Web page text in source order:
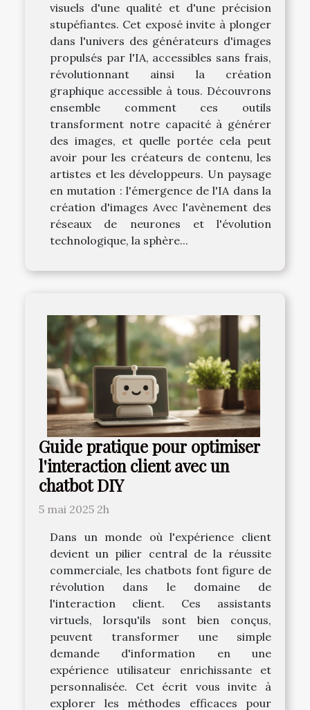
visuels d'une qualité et d'une précision
stupéfiantes. Cet exposé invite à plonger
dans l'univers des générateurs d'images
propulsés par l'IA, accessibles sans frais,
révolutionnant ainsi la création
graphique accessible à tous. Découvrons
ensemble comment ces outils
transforment notre capacité à générer
des images, et quelle portée cela peut
avoir pour les créateurs de contenu, les
artistes et les développeurs. Un paysage
en mutation : l'émergence de l'IA dans la
création d'images Avec l'avènement des
réseaux de neurones et l'évolution
technologique, la sphère...
Guide pratique pour optimiser
l'interaction client avec un
chatbot DIY
5 mai 2025 2h
Dans un monde où l'expérience client
devient un pilier central de la réussite
commerciale, les chatbots font figure de
révolution dans le domaine de
l'interaction client. Ces assistants
virtuels, lorsqu'ils sont bien conçus,
peuvent transformer une simple
demande d'information en une
expérience utilisateur enrichissante et
personnalisée. Cet écrit vous invite à
explorer les méthodes efficaces pour